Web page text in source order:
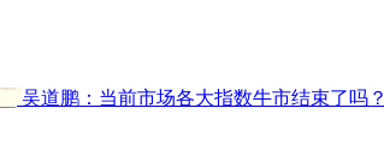
吴道鹏：当前市场各大指数牛市结束了吗？